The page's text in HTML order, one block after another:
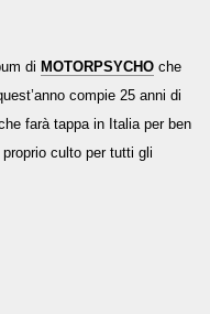
di MOTORPSYCHO che
compie 25 anni di
farà tappa in Italia per ben
culto per tutti gli